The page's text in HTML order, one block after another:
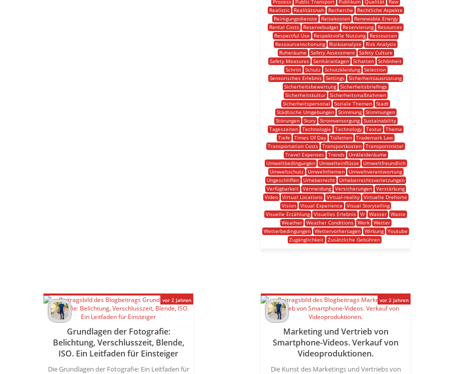
Prozess
Public Transport Publikum Qualität
Raw
Realistic
Realitätsnah Recherche
Rechtliche Aspekte
Reinigungsdienste
Reisekosten
Renewable Energy
Rental Costs
Reservebudget Reservierung
Resources
Respectful Use
Respektvolle Nutzung
Ressourcen
Ressourcenschonung
Risikoanalyse
Risk Analysis
Ruheräume
Safety Assessment
Safety Culture
Safety Measures Sanitäranlagen Schatten Schönheit
Schritt
Schutz Schutzkleidung
Selection
Sensorisches Erlebnis Settings Sicherheitsausrüstung
Sicherheitsbewertung Sicherheitsbriefings
Sicherheitskultur Sicherheitsmaßnahmen
Sicherheitspersonal
Soziale Themen Stadt
Städtische Umgebungen
Stimmung
Stimmungen
Störungen
Story Stromversorgung
Sustainability
Tageszeiten Technologie Technology Textur Thema
Tiefe
Times Of Day Toiletten Trademark Law
Transportation Costs Transportkosten Transportmittel
Travel Expenses
Trends
Umkleideräume
Umweltbedingungen
Umwelteinflüsse
Umweltfreundlich
Umweltschutz
Umweltthemen
Umweltverantwortung
Ungeschliffen
Urheberrecht
Urheberrechtsverletzungen
Verfügbarkeit Vermeidung Versicherungen Verstärkung
Video
Virtual Locations Virtual-reality
Virtuelle Drehorte
Vision Visual Experience
Visual Storytelling
Visuelle Erzählung Visuelles Erlebnis Vr Wasser Waste
Weather
Weather Conditions Werk
Wetter
Wetterbedingungen Wettervorhersagen Wirkung Youtube
Zugänglichkeit
Zusätzliche Gebühren
Grundlagen der Fotografie:
Belichtung, Verschlusszeit, Blende,
ISO. Ein Leitfaden für Einsteiger
Die Grundlagen der Fotografie: Ein Leitfaden für
vor 2 Jahren
Marketing und Vertrieb von
Smartphone-Videos. Verkauf von
Videoproduktionen.
Die Kunst des Marketings und Vertriebs von
vor 2 Jahren